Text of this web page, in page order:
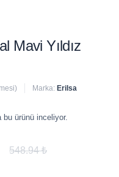
Mavi Yıldız
Marka: Erilsa
bu ürünü inceliyor.
548.94 ₺